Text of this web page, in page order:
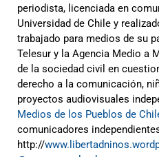
periodista, licenciada en
Universidad de Chile y
trabajado para medios de su
Telesur y la Agencia Medio a
de la sociedad civil en
derecho a la comunicación,
proyectos audiovisuales
Medios de los Pueblos de
comunicadores
http://